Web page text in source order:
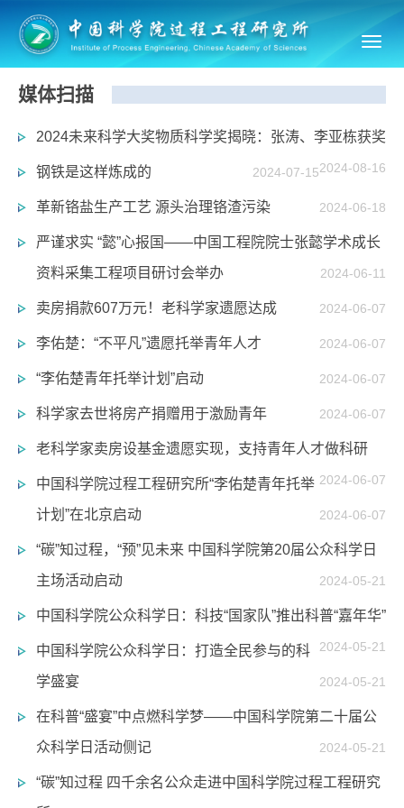
媒体扫描
2024未来科学大奖物质科学奖揭晓：张涛、李亚栋获奖
2024-08-16
钢铁是这样炼成的 2024-07-15
革新铬盐生产工艺 源头治理铬渣污染 2024-06-18
严谨求实 “懿”心报国——中国工程院院士张懿学术成长
资料采集工程项目研讨会举办
2024-06-11
卖房捐款607万元！老科学家遗愿达成 2024-06-07
李佑楚：“不平凡”遗愿托举青年人才 2024-06-07
“李佑楚青年托举计划”启动 2024-06-07
科学家去世将房产捐赠用于激励青年 2024-06-07
老科学家卖房设基金遗愿实现，支持青年人才做科研
2024-06-07
中国科学院过程工程研究所“李佑楚青年托举
计划”在北京启动
2024-06-07
“碳”知过程，“预”见未来 中国科学院第20届公众科学日
主场活动启动
2024-05-21
中国科学院公众科学日：科技“国家队”推出科普“嘉年华”
2024-05-21
中国科学院公众科学日：打造全民参与的科
学盛宴
2024-05-21
在科普“盛宴”中点燃科学梦——中国科学院第二十届公
众科学日活动侧记
2024-05-21
“碳”知过程 四千余名公众走进中国科学院过程工程研究